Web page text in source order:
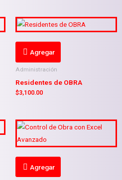
Agregar
Administración
Residentes de OBRA
$3,100.00
Agregar